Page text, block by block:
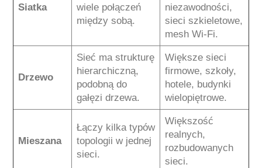
Siatka
wiele połączeń
między sobą.
niezawodności,
sieci szkieletowe,
mesh Wi-Fi.
Drzewo
Sieć ma strukturę
hierarchiczną,
podobną do
gałęzi drzewa.
Większe sieci
firmowe, szkoły,
hotele, budynki
wielopiętrowe.
Mieszana
Łączy kilka typów
topologii w jednej
sieci.
Większość
realnych,
rozbudowanych
sieci.